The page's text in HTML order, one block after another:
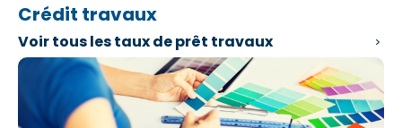
Crédit travaux
Voir tous lestaux de prêt travaux